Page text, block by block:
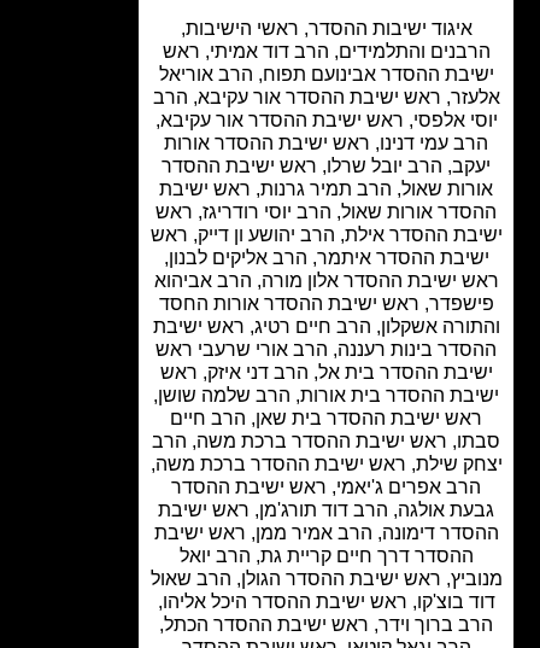
איגוד ישיבות ההסדר, ראשי הישיבות,
והתלמידים, הרב דוד אמיתי, ראש
ההסדר אבינועם תפוח, הרב אוריאל
ראש ישיבת ההסדר אור עקיבא, הרב
אלפסי, ראש ישיבת ההסדר אור עקיבא,
עמי דנינו, ראש ישיבת ההסדר אורות
הרב יובל שרלו, ראש ישיבת ההסדר
שאול, הרב תמיר גרנות, ראש ישיבת
אורות שאול, הרב יוסי רודריגז, ראש
ההסדר אילת, הרב יהושע ון דייק, ראש
ההסדר איתמר, הרב אליקים לבנון,
ישיבת ההסדר אלון מורה, הרב אביהוא
ראש ישיבת ההסדר אורות החסד
אשקלון, הרב חיים רטיג, ראש ישיבת
בינות רעננה, הרב אורי שרעבי ראש
ההסדר בית אל, הרב דני איזק, ראש
ההסדר בית אורות, הרב שלמה שושן,
ישיבת ההסדר בית שאן, הרב חיים
ראש ישיבת ההסדר ברכת משה, הרב
שילת, ראש ישיבת ההסדר ברכת משה,
אפרים ג'יאמי, ראש ישיבת ההסדר
אולגה, הרב דוד תורג'מן, ראש ישיבת
דימונה, הרב אמיר ממן, ראש ישיבת
ההסדר דרך חיים קריית גת, הרב יואל
ראש ישיבת ההסדר הגולן, הרב שאול
בוצ'קו, ראש ישיבת ההסדר היכל אליהו,
ברוך וידר, ראש ישיבת ההסדר הכתל,